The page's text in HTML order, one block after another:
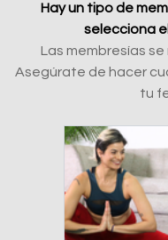
Hay un tipo de
selecciona
Las membresías
Asegúrate de hacer
tu